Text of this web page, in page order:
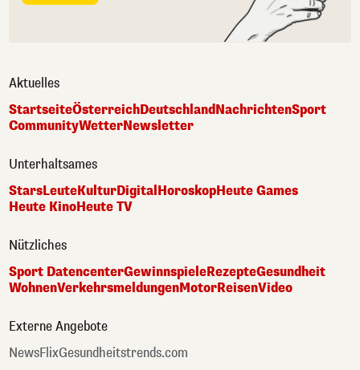
Aktuelles
StartseiteÖsterreichDeutschlandNachrichtenSport
CommunityWetterNewsletter
Unterhaltsames
StarsLeuteKulturDigitalHoroskopHeute Games
Heute KinoHeute TV
Nützliches
Sport DatencenterGewinnspieleRezepteGesundheit
WohnenVerkehrsmeldungenMotorReisenVideo
Externe Angebote
NewsFlixGesundheitstrends.com